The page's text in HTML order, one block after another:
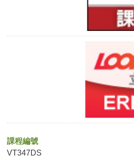
課程編號
VT347DS